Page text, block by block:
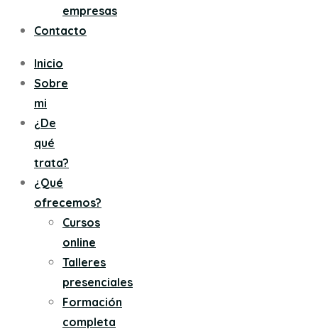
empresas
Contacto
Inicio
Sobre
mi
¿De
qué
trata?
¿Qué
ofrecemos?
Cursos
online
Talleres
presenciales
Formación
completa